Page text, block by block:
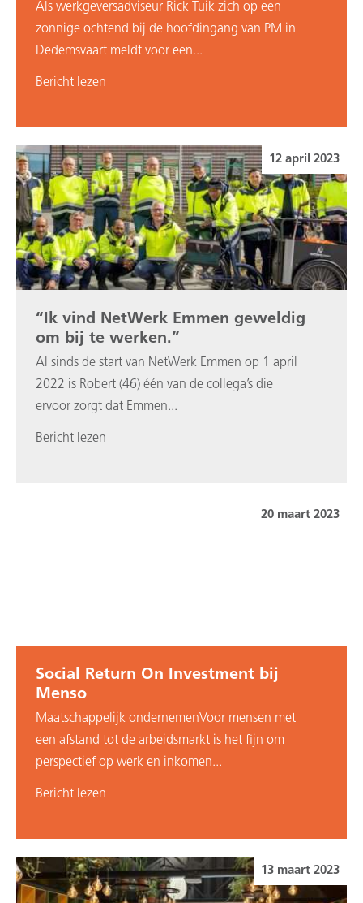
Als werkgeversadviseur Rick Tuik zich op een
zonnige ochtend bij de hoofdingang van PM in
Dedemsvaart meldt voor een...
Bericht lezen
“Ik vind NetWerk Emmen geweldig
om bij te werken.”
12 april 2023
Al sinds de start van NetWerk Emmen op 1 april
2022 is Robert (46) één van de collega’s die
ervoor zorgt dat Emmen...
Bericht lezen
Social Return On Investment bij
Menso
20 maart 2023
Maatschappelijk ondernemenVoor mensen met
een afstand tot de arbeidsmarkt is het fijn om
perspectief op werk en inkomen...
Bericht lezen
13 maart 2023